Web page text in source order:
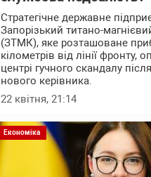
Стратегічне державне
Запорізький титано-
(ЗТМК), яке розташоване
кілометрів від лінії фронту,
центрі гучного скандалу
нового керівника.
22 квітня, 21:14
Економіка